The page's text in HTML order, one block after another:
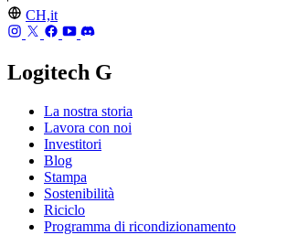
CH,it
Logitech G
La nostra storia
Lavora con noi
Investitori
Blog
Stampa
Sostenibilità
Riciclo
Programma di ricondizionamento